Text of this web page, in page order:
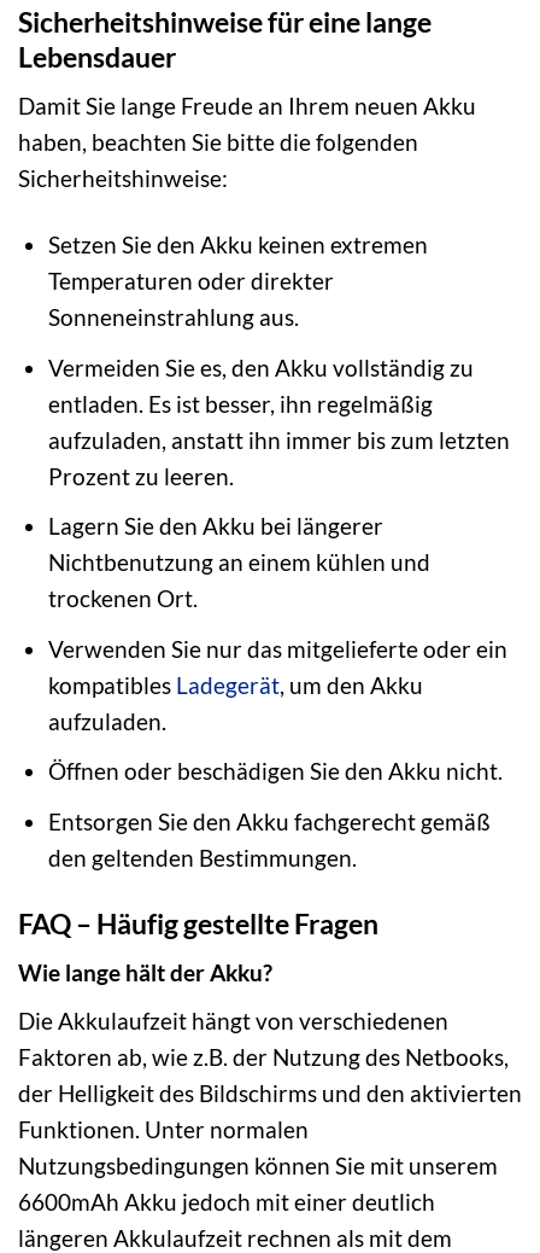
Sicherheitshinweise für eine lange
Lebensdauer
Damit Sie lange Freude an Ihrem neuen Akku
haben, beachten Sie bitte die folgenden
Sicherheitshinweise:
Setzen Sie den Akku keinen extremen
Temperaturen oder direkter
Sonneneinstrahlung aus.
Vermeiden Sie es, den Akku vollständig zu
entladen. Es ist besser, ihn regelmäßig
aufzuladen, anstatt ihn immer bis zum letzten
Prozent zu leeren.
Lagern Sie den Akku bei längerer
Nichtbenutzung an einem kühlen und
trockenen Ort.
Verwenden Sie nur das mitgelieferte oder ein
kompatibles Ladegerät, um den Akku
aufzuladen.
Öffnen oder beschädigen Sie den Akku nicht.
Entsorgen Sie den Akku fachgerecht gemäß
den geltenden Bestimmungen.
FAQ – Häufig gestellte Fragen
Wie lange hält der Akku?
Die Akkulaufzeit hängt von verschiedenen
Faktoren ab, wie z.B. der Nutzung des Netbooks,
der Helligkeit des Bildschirms und den aktivierten
Funktionen. Unter normalen
Nutzungsbedingungen können Sie mit unserem
6600mAh Akku jedoch mit einer deutlich
längeren Akkulaufzeit rechnen als mit dem